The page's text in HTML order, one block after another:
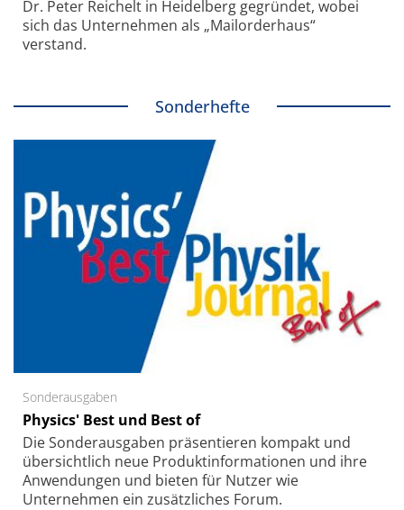
Dr. Peter Reichelt in Heidelberg gegründet, wobei
sich das Unternehmen als „Mailorderhaus“
verstand.
Sonderhefte
Sonderausgaben
Physics' Best und Best of
Die Sonder­ausgaben präsentieren kompakt und
übersichtlich neue Produkt­informationen und ihre
Anwendungen und bieten für Nutzer wie
Unternehmen ein zusätzliches Forum.